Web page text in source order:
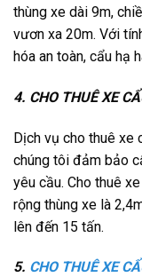
thùng xe dài 9m,
vươn xa 20m. Với
hóa an toàn, cẩu hạ
4. CHO THUÊ XE
Dịch vụ cho thuê xe
chúng tôi đảm bảo
yêu cầu. Cho thuê
rộng thùng xe là
lên đến 15 tấn.
5. CHO THUÊ XE